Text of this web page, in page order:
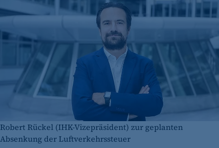
Robert Rückel (IHK-Vizepräsident) zur geplanten
Absenkung der Luftverkehrssteuer